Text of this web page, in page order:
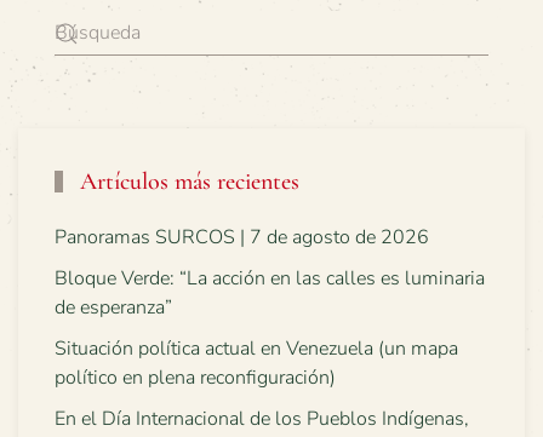
Artículos más recientes
Panoramas SURCOS | 7 de agosto de 2026
Bloque Verde: “La acción en las calles es luminaria
de esperanza”
Situación política actual en Venezuela (un mapa
político en plena reconfiguración)
En el Día Internacional de los Pueblos Indígenas,